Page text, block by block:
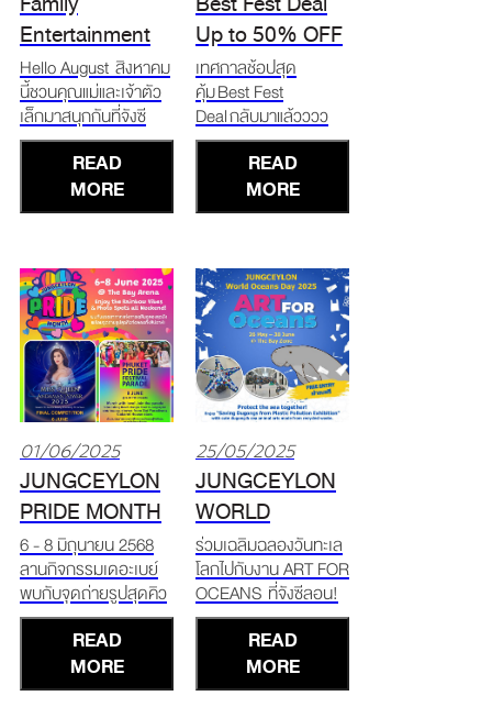
Entertainment
Zone
Hello August สิงหาคม
นี้ชวนคุณแม่และเจ้าตัว
เล็กมาสนุกกันที่จังซี
ลอน! ต้อนรับวันแม่แห่ง
ชาติ พาครอบครัวมาส
นุกด้วยกันในโซน
Family Entertainment
3 โซน The Botanica *
Froggy’s Fun Park –
แทรมโพลีนขนาดใหญ่
READ
MORE
Up to 50% OFF
เทศกาลช้อปสุด
คุ้ม Best Fest
Deal กลับมาแล้วววว
ลดสูงสุด 50% สินค้า
ไทยแท้ อาหาร ของฝาก
นวด สปา และเครื่อง
สำอาง ชั้นใต้ดิน โซน
จังซีลอน 20 มิถุนายน -
31 ตุลาคม 2568 ช้อป
ครบแลกคุ้ม* * ช้อป
1,000฿ ร
READ
MORE
01/06/2025
JUNGCEYLON
PRIDE MONTH
2025
6 - 8 มิถุนายน 2568
ลานกิจกรรมเดอะเบย์
พบกับจุดถ่ายรูปสุดคิว
ท์และบรรยากาศเฉลิม
ฉลองสุดปัง! Miss
Queen Andaman
Power Contest 2025
READ
MORE
25/05/2025
JUNGCEYLON
WORLD
OCEANS DAY
2025
ร่วมเฉลิมฉลองวันทะเล
โลกไปกับงาน ART FOR
OCEANS ที่จังซีลอน!
26 พฤษภาคม – 8
มิถุนายน 2568 ณ โซน
เดอะเบย์ Saving
Dugongs from Plastic
READ
MORE